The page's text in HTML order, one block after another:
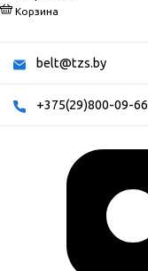
Корзина
belt@tzs.by
+375(29)800-09-66